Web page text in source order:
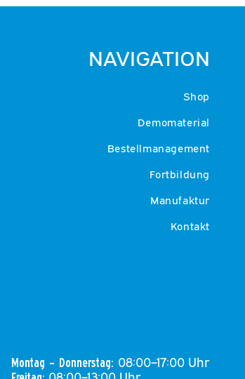
NAVIGATION
Shop
Demomaterial
Bestellmanagement
Fortbildung
Manufaktur
Kontakt
Montag – Donnerstag: 08:00–17:00 Uhr